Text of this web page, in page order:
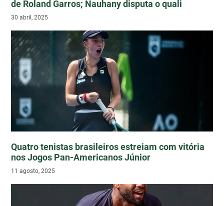
de Roland Garros; Nauhany disputa o quali
30 abril, 2025
Quatro tenistas brasileiros estreiam com vitória
nos Jogos Pan-Americanos Júnior
11 agosto, 2025